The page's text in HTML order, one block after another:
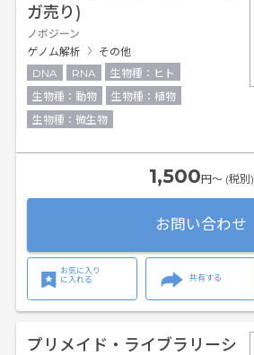
ガ売り)
ノボジーン
ゲノム解析
その他
DNA
RNA
生物種：ヒト
生物種：動物
生物種：植物
生物種：微生物
1,500円〜 (税別)
お問い合わせ
お気に入り
に入れる
共有する
プリメイド・ライブラリーシ